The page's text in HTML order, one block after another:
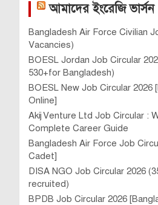
আমাদের ইংরেজি ভার্সন
Bangladesh Air Force Civilian
Vacancies)
BOESL Jordan Job Circular
530+for Bangladesh)
BOESL New Job Circular
Online]
Akij Venture Ltd Job Circular :
Complete Career Guide
Bangladesh Air Force Job
Cadet]
DISA NGO Job Circular 2026
recruited)
BPDB Job Circular 2026